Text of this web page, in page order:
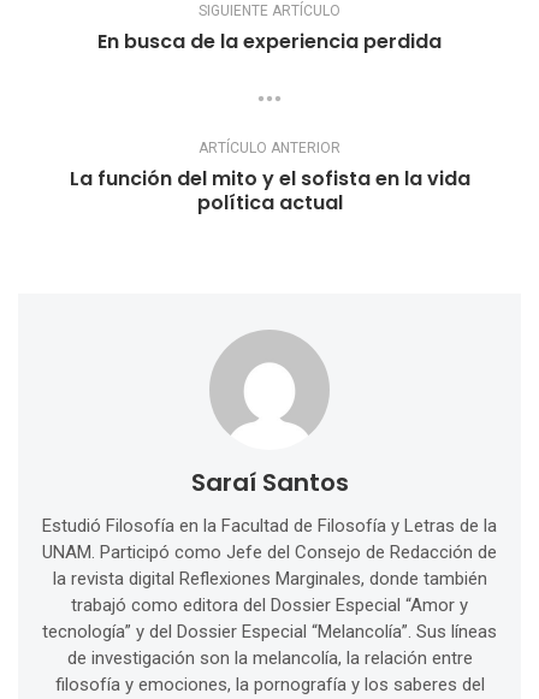
SIGUIENTE ARTÍCULO
En busca de la experiencia perdida
ARTÍCULO ANTERIOR
La función del mito y el sofista en la vida
política actual
Saraí Santos
Estudió Filosofía en la Facultad de Filosofía y Letras de la
UNAM. Participó como Jefe del Consejo de Redacción de
la revista digital Reflexiones Marginales, donde también
trabajó como editora del Dossier Especial “Amor y
tecnología” y del Dossier Especial “Melancolía”. Sus líneas
de investigación son la melancolía, la relación entre
filosofía y emociones, la pornografía y los saberes del